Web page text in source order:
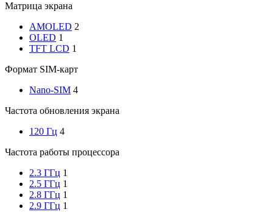
Матрица экрана
AMOLED 2
OLED 1
TFT LCD 1
Формат SIM-карт
Nano-SIM 4
Частота обновления экрана
120 Гц 4
Частота работы процессора
2.3 ГГц 1
2.5 ГГц 1
2.8 ГГц 1
2.9 ГГц 1